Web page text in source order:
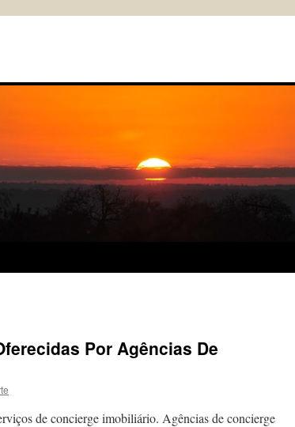
Por Agências De
de concierge imobiliário. Agências de concierge